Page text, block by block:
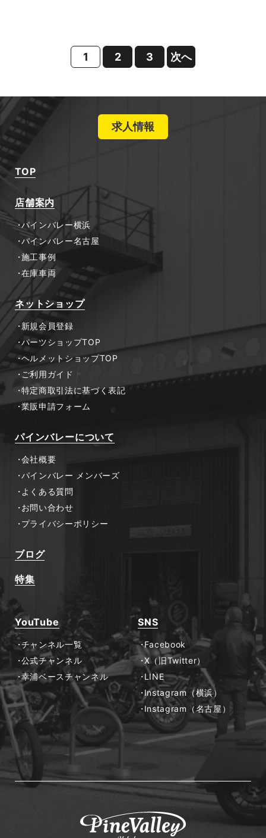
1 2 3 次へ
求人情報
TOP
店舗案内
パインバレー横浜
パインバレー名古屋
施工事例
在庫車両
ネットショップ
新規会員登録
パーツショップTOP
ヘルメットショップTOP
ご利用ガイド
特定商取引法に基づく表記
業販申請フォーム
パインバレーについて
会社概要
パインバレー メンバーズ
よくある質問
お問い合わせ
プライバシーポリシー
ブログ
特集
YouTube
チャンネル一覧
公式チャンネル
幸浦ベースチャンネル
SNS
Facebook
X（旧Twitter）
LINE
Instagram（横浜）
Instagram（名古屋）